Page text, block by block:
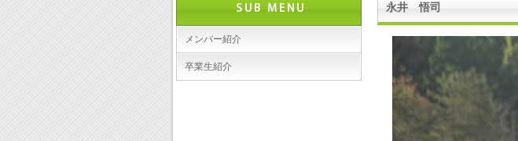
永井 悟司
メンバー紹介
卒業生紹介